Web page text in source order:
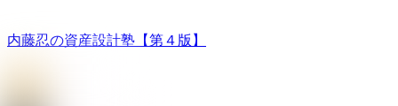
内藤忍の資産設計塾【第４版】